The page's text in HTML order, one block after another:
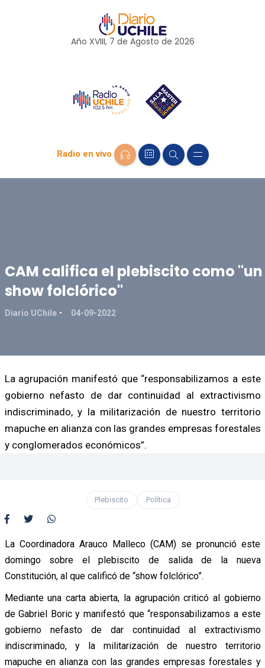
Año XVIII, 7 de Agosto de 2026
Radio en vivo
CAM califica el plebiscito como "un
show folclórico"
Diario UChile 04-09-2022
La agrupación manifestó que “responsabilizamos a este
gobierno nefasto de dar continuidad al extractivismo
indiscriminado, y la militarización de nuestro territorio
mapuche en alianza con las grandes empresas forestales
y conglomerados económicos”.
Plebiscito Política
La Coordinadora Arauco Malleco (CAM) se pronunció este
domingo sobre el plebiscito de salida de la nueva
Constitución, al que calificó de “show folclórico”.
Mediante una carta abierta, la agrupación criticó al gobierno
de Gabriel Boric y manifestó que “responsabilizamos a este
gobierno nefasto de dar continuidad al extractivismo
indiscriminado, y la militarización de nuestro territorio
mapuche en alianza con las grandes empresas forestales y